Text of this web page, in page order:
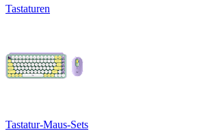
Tastaturen
Tastatur-Maus-Sets